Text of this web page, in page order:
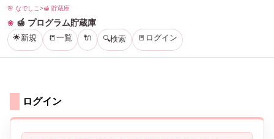
🌸 なでしこ >🍯 貯蔵庫
🍯 プログラム貯蔵庫
🌟新規 📒一覧 🔌 🔍検索 🚪ログイン
ログイン